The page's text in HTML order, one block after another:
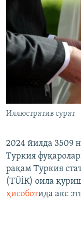
Иллюстратив сурат
2024 йилда 3509
Туркия
рақам Туркия
(ТÜİК) оила
ҳисоботида акс